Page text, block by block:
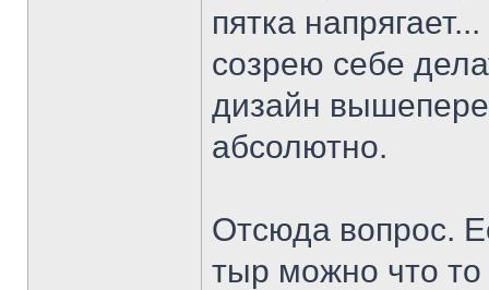
пятка
созрею себе
дизайн
абсолютно.
Отсюда вопрос.
тыр можно что